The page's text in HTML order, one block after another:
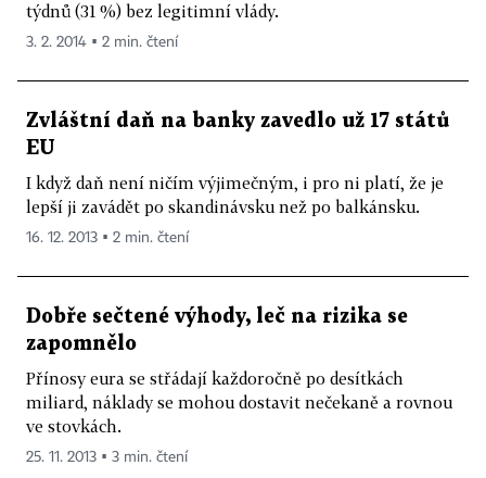
týdnů (31 %) bez legitimní vlády.
3. 2. 2014 ▪ 2 min. čtení
Zvláštní daň na banky zavedlo už 17 států
EU
I když daň není ničím výjimečným, i pro ni platí, že je
lepší ji zavádět po skandinávsku než po balkánsku.
16. 12. 2013 ▪ 2 min. čtení
Dobře sečtené výhody, leč na rizika se
zapomnělo
Přínosy eura se střádají každoročně po desítkách
miliard, náklady se mohou dostavit nečekaně a rovnou
ve stovkách.
25. 11. 2013 ▪ 3 min. čtení